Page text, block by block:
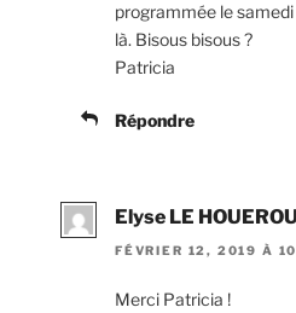
programmée le samedi
là. Bisous bisous ?
Patricia
Répondre
Elyse LE HOUEROU
FÉVRIER 12, 2019 À
Merci Patricia !